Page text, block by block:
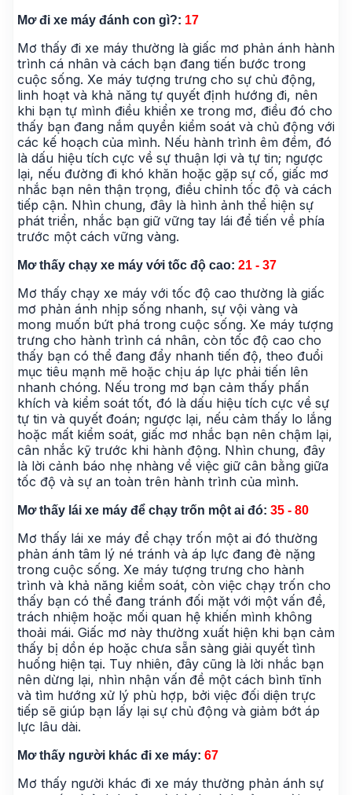
Mơ đi xe máy đánh con gì?: 17
Mơ thấy đi xe máy thường là giấc mơ phản ánh hành
trình cá nhân và cách bạn đang tiến bước trong
cuộc sống. Xe máy tượng trưng cho sự chủ động,
linh hoạt và khả năng tự quyết định hướng đi, nên
khi bạn tự mình điều khiển xe trong mơ, điều đó cho
thấy bạn đang nắm quyền kiểm soát và chủ động với
các kế hoạch của mình. Nếu hành trình êm đềm, đó
là dấu hiệu tích cực về sự thuận lợi và tự tin; ngược
lại, nếu đường đi khó khăn hoặc gặp sự cố, giấc mơ
nhắc bạn nên thận trọng, điều chỉnh tốc độ và cách
tiếp cận. Nhìn chung, đây là hình ảnh thể hiện sự
phát triển, nhắc bạn giữ vững tay lái để tiến về phía
trước một cách vững vàng.
Mơ thấy chạy xe máy với tốc độ cao: 21 - 37
Mơ thấy chạy xe máy với tốc độ cao thường là giấc
mơ phản ánh nhịp sống nhanh, sự vội vàng và
mong muốn bứt phá trong cuộc sống. Xe máy tượng
trưng cho hành trình cá nhân, còn tốc độ cao cho
thấy bạn có thể đang đẩy nhanh tiến độ, theo đuổi
mục tiêu mạnh mẽ hoặc chịu áp lực phải tiến lên
nhanh chóng. Nếu trong mơ bạn cảm thấy phấn
khích và kiểm soát tốt, đó là dấu hiệu tích cực về sự
tự tin và quyết đoán; ngược lại, nếu cảm thấy lo lắng
hoặc mất kiểm soát, giấc mơ nhắc bạn nên chậm lại,
cân nhắc kỹ trước khi hành động. Nhìn chung, đây
là lời cảnh báo nhẹ nhàng về việc giữ cân bằng giữa
tốc độ và sự an toàn trên hành trình của mình.
Mơ thấy lái xe máy để chạy trốn một ai đó: 35 - 80
Mơ thấy lái xe máy để chạy trốn một ai đó thường
phản ánh tâm lý né tránh và áp lực đang đè nặng
trong cuộc sống. Xe máy tượng trưng cho hành
trình và khả năng kiểm soát, còn việc chạy trốn cho
thấy bạn có thể đang tránh đối mặt với một vấn đề,
trách nhiệm hoặc mối quan hệ khiến mình không
thoải mái. Giấc mơ này thường xuất hiện khi bạn cảm
thấy bị dồn ép hoặc chưa sẵn sàng giải quyết tình
huống hiện tại. Tuy nhiên, đây cũng là lời nhắc bạn
nên dừng lại, nhìn nhận vấn đề một cách bình tĩnh
và tìm hướng xử lý phù hợp, bởi việc đối diện trực
tiếp sẽ giúp bạn lấy lại sự chủ động và giảm bớt áp
lực lâu dài.
Mơ thấy người khác đi xe máy: 67
Mơ thấy người khác đi xe máy thường phản ánh sự